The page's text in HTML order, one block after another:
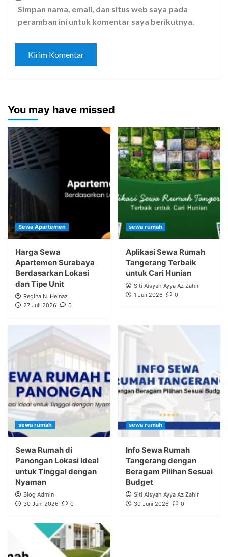
Simpan nama, email, dan situs web saya pada
peramban ini untuk komentar saya berikutnya.
You may have missed
Sewa Apartemen
Harga Sewa
Apartemen Surabaya
Berdasarkan Lokasi
dan Tipe Unit
Regina N. Helnaz
27 Juli 2026
0
sewa rumah
Aplikasi Sewa Rumah
Tangerang Terbaik
untuk Cari Hunian
Siti Aisyah Ayya Az Zahir
1 Juli 2026
0
sewa rumah
Sewa Rumah di
Panongan Lokasi Ideal
untuk Tinggal dengan
Nyaman
Blog Admin
30 Juni 2026
0
sewa rumah
Info Sewa Rumah
Tangerang dengan
Beragam Pilihan Sesuai
Budget
Siti Aisyah Ayya Az Zahir
30 Juni 2026
0